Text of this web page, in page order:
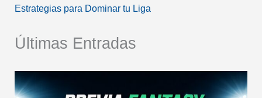
Estrategias para Dominar tu Liga
Últimas Entradas